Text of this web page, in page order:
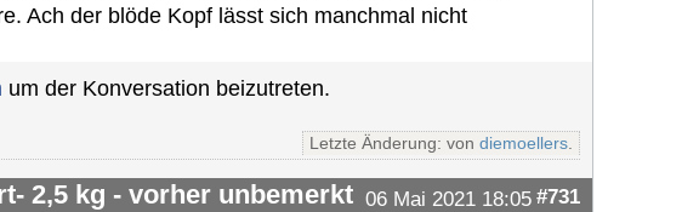
Ach der blöde Kopf lässt sich manchmal nicht
um der Konversation beizutreten.
Letzte Änderung: von diemoellers.
2,5 kg - vorher unbemerkt 06 Mai 2021 18:05 #731